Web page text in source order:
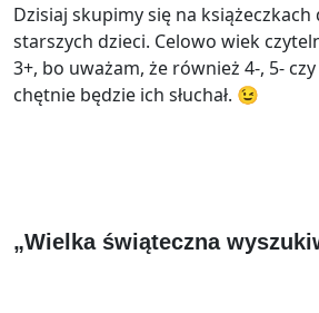
Dzisiaj skupimy się na
starszych dzieci. Celowo wiek
3+, bo uważam, że również 4-, 5-
chętnie będzie ich słuchał. 😉
„Wielka świąteczna